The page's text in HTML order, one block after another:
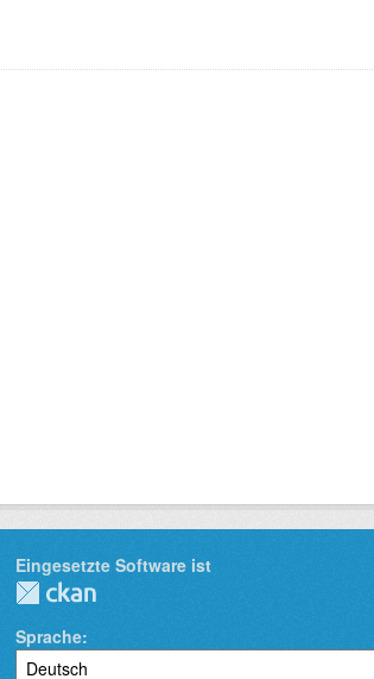
Eingesetzte Software ist
Sprache